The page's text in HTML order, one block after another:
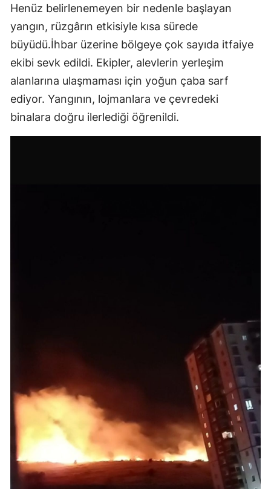
Henüz belirlenemeyen bir nedenle başlayan
yangın, rüzgârın etkisiyle kısa sürede
büyüdü.İhbar üzerine bölgeye çok sayıda itfaiye
ekibi sevk edildi. Ekipler, alevlerin yerleşim
alanlarına ulaşmaması için yoğun çaba sarf
ediyor. Yangının, lojmanlara ve çevredeki
binalara doğru ilerlediği öğrenildi.